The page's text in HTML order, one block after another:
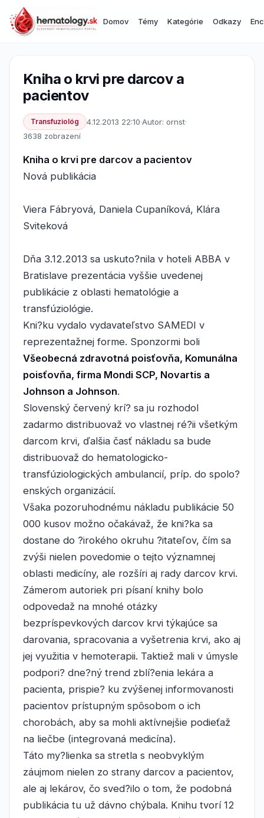
Domov Témy Kategórie Odkazy
Kniha o krvi pre darcov a
pacientov
Transfuziológ 4.12.2013 22:10·Autor: ornst·
3638 zobrazení
Kniha o krvi pre darcov a pacientov
Nová publikácia
Viera Fábryová, Daniela Cupaníková, Klára
Sviteková
Dňa 3.12.2013 sa uskuto?nila v hoteli ABBA v
Bratislave prezentácia vyššie uvedenej
publikácie z oblasti hematológie a
transfúziológie.
Kni?ku vydalo vydavateľstvo SAMEDI v
reprezentažnej forme. Sponzormi boli
Všeobecná zdravotná poisťovňa, Komunálna
poisťovňa, firma Mondi SCP, Novartis a
Johnson a Johnson.
Slovenský červený krí? sa ju rozhodol
zadarmo distribuovaž vo vlastnej ré?ii všetkým
darcom krvi, ďalšia časť nákladu sa bude
distribuovaž do hematologicko-
transfúziologických ambulancií, príp. do spolo?
enských organizácií.
Všaka pozoruhodnému nákladu publikácie 50
000 kusov možno očakávaž, že kni?ka sa
dostane do ?irokého okruhu ?itateľov, čím sa
zvýši nielen povedomie o tejto významnej
oblasti medicíny, ale rozšíri aj rady darcov krvi.
Zámerom autoriek pri písaní knihy bolo
odpovedaž na mnohé otázky
bezpríspevkových darcov krvi týkajúce sa
darovania, spracovania a vyšetrenia krvi, ako aj
jej využitia v hemoterapii. Taktiež mali v úmysle
podpori? dne?ný trend zblí?enia lekára a
pacienta, prispie? ku zvýšenej informovanosti
pacientov prístupným spôsobom o ich
chorobách, aby sa mohli aktívnejšie podieťaž
na liečbe (integrovaná medicína).
Táto my?lienka sa stretla s neobvyklým
záujmom nielen zo strany darcov a pacientov,
ale aj lekárov, čo sved?ilo o tom, že podobná
publikácia tu už dávno chýbala. Knihu tvorí 12